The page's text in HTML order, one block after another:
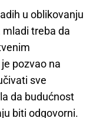
u oblikovanju
mladi treba da
pozvao na
sve
da budućnost
biti odgovorni.